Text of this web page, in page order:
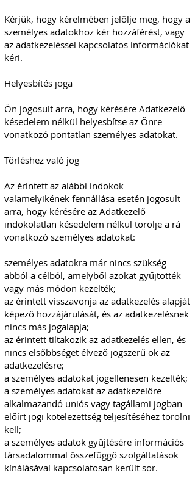
Kérjük, hogy kérelmében jelölje meg, hogy a
személyes adatokhoz kér hozzáférést, vagy
az adatkezeléssel kapcsolatos információkat
kéri.
Helyesbítés joga
Ön jogosult arra, hogy kérésére Adatkezelő
késedelem nélkül helyesbítse az Önre
vonatkozó pontatlan személyes adatokat.
Törléshez való jog
Az érintett az alábbi indokok
valamelyikének fennállása esetén jogosult
arra, hogy kérésére az Adatkezelő
indokolatlan késedelem nélkül törölje a rá
vonatkozó személyes adatokat:
személyes adatokra már nincs szükség
abból a célból, amelyből azokat gyűjtötték
vagy más módon kezelték;
az érintett visszavonja az adatkezelés alapját
képező hozzájárulását, és az adatkezelésnek
nincs más jogalapja;
az érintett tiltakozik az adatkezelés ellen, és
nincs elsőbbséget élvező jogszerű ok az
adatkezelésre;
a személyes adatokat jogellenesen kezelték;
a személyes adatokat az adatkezelőre
alkalmazandó uniós vagy tagállami jogban
előírt jogi kötelezettség teljesítéséhez törölni
kell;
a személyes adatok gyűjtésére információs
társadalommal összefüggő szolgáltatások
kínálásával kapcsolatosan került sor.